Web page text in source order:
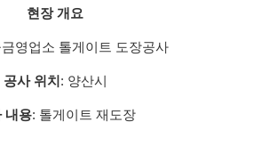
현장 개요
금영업소 톨게이트 도장공사
공사 위치: 양산시
내용: 톨게이트 재도장